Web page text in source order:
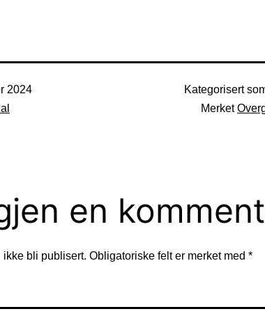
2024
Kategorisert
Merket
en
ikke bli publisert. Obligatoriske felt er merket med *